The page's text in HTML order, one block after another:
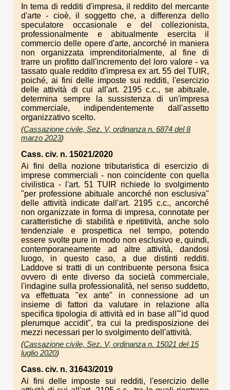
In tema di redditi d'impresa, il reddito del mercante
d'arte - cioè, il soggetto che, a differenza dello
speculatore occasionale e del collezionista,
professionalmente e abitualmente esercita il
commercio delle opere d'arte, ancorché in maniera
non organizzata imprenditorialmente, al fine di
trarre un profitto dall'incremento del loro valore - va
tassato quale reddito d'impresa ex art. 55 del TUIR,
poiché, ai fini delle imposte sui redditi, l'esercizio
delle attività di cui all'art. 2195 c.c., se abituale,
determina sempre la sussistenza di un'impresa
commerciale, indipendentemente dall'assetto
organizzativo scelto.
(Cassazione civile, Sez. V, ordinanza n. 6874 del 8
marzo 2023)
Cass. civ. n. 15021/2020
Ai fini della nozione tributaristica di esercizio di
imprese commerciali - non coincidente con quella
civilistica - l'art. 51 TUIR richiede lo svolgimento
"per professione abituale ancorché non esclusiva"
delle attività indicate dall'art. 2195 c.c., ancorché
non organizzate in forma di impresa, connotate per
caratteristiche di stabilità e ripetitività, anche solo
tendenziale e prospettica nel tempo, potendo
essere svolte pure in modo non esclusivo e, quindi,
contemporaneamente ad altre attività, dandosi
luogo, in questo caso, a due distinti redditi.
Laddove si tratti di un contribuente persona fisica
ovvero di ente diverso da società commerciale,
l'indagine sulla professionalità, nel senso suddetto,
va effettuata "ex ante" in connessione ad un
insieme di fattori da valutare in relazione alla
specifica tipologia di attività ed in base all'"id quod
plerumque accidit", tra cui la predisposizione dei
mezzi necessari per lo svolgimento dell'attività.
(Cassazione civile, Sez. V, ordinanza n. 15021 del 15
luglio 2020)
Cass. civ. n. 31643/2019
Ai fini delle imposte sui redditi, l'esercizio delle